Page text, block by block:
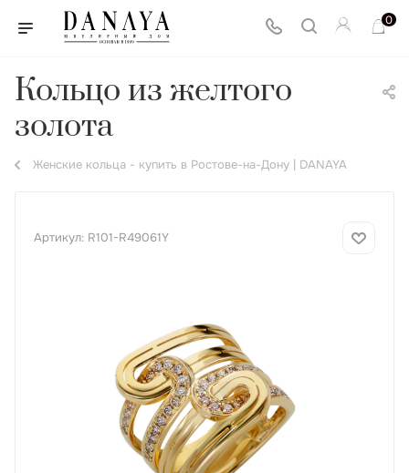
0
Кольцо из желтого
золота
Женские кольца - купить в Ростове-на-Дону | DANAYA
Артикул: R101-R49061Y